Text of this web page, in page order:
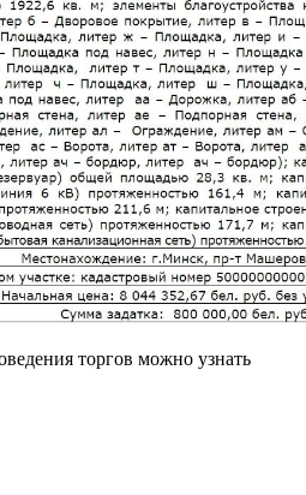
торгов можно узнать